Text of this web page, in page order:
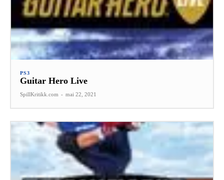
PS3
Guitar Hero Live
SpillKritikk.com - mai 22, 2021